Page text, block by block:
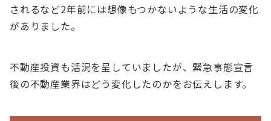
されるなど2年前には想像もつかないような生活の変化
がありました。
不動産投資も活況を呈していましたが、緊急事態宣言
後の不動産業界はどう変化したのかをお伝えします。